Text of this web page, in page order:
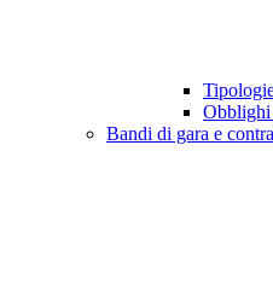
Obblighi
Bandi di gara e